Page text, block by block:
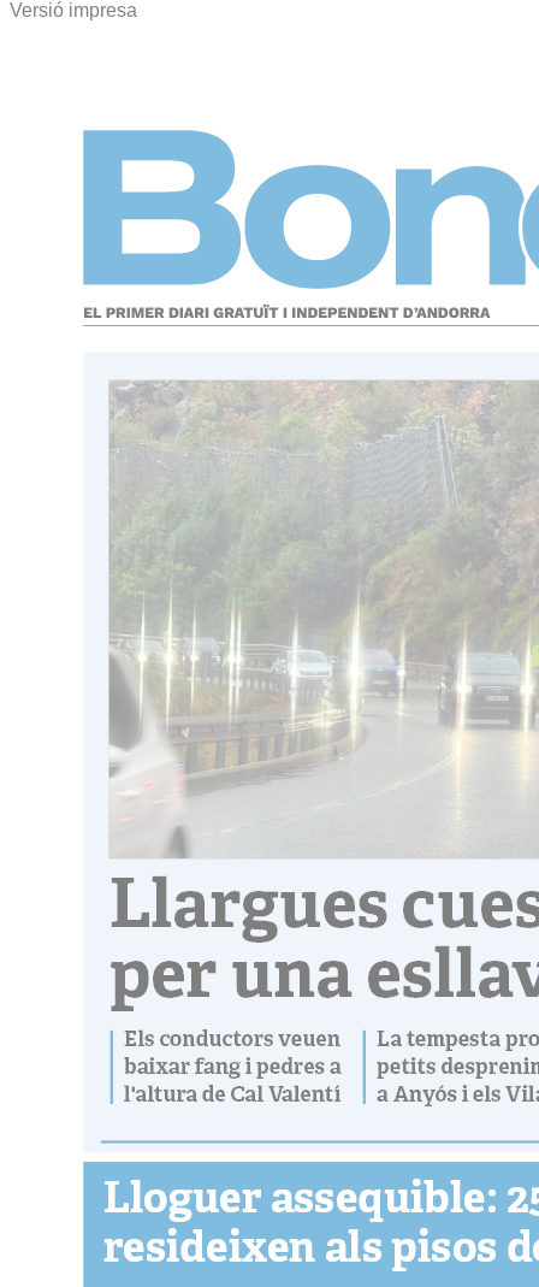
Versió impresa